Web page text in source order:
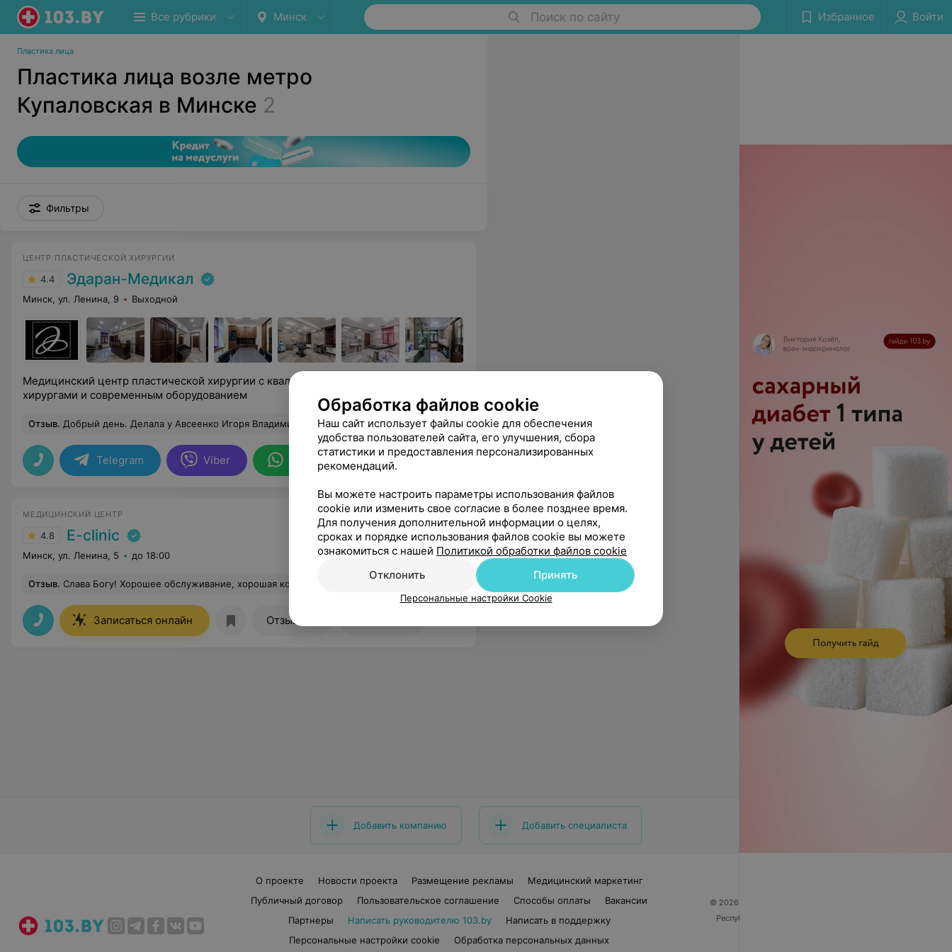
Все рубрики Минск Поиск по сайту Избранное Войти
Пластика лица
Пластика лица возле метро
Купаловская в Минске 2
Фильтры
ЦЕНТР ПЛАСТИЧЕСКОЙ ХИРУРГИИ
4.4 Эдаран-Медикал
Минск, ул. Ленина, 9 Выходной
Медицинский центр пластической хирургии с квалифицированными, опытными
хирургами и современным оборудованием
Отзыв. Добрый день. Делала у Авсеенко Игоря Владимировича операцию по подтяжке бровей нитями (центр "Эдаран"). Прошло два месяца, когда можно видеть результат. Сказать, что довольна – слишком скромно. У доктора действительно золотые руки, индивидуальный подход и очень тонкое чутье. Он точно знает и делает именно так, как будет наиболее красиво и хорошо для конкретного человека. Я очень благодарна и врачу, и всей его команде. Я чувствовала заботу на всех этапах подготовительного и восстановительного периодов, и самой операции. Главное, мне очень приятно смотреть в зеркало :) благодаря врачу и результату операции. Еще
Telegram Viber WhatsApp
МЕДИЦИНСКИЙ ЦЕНТР
4.8 E-clinic
Минск, ул. Ленина, 5 до 18:00
Отзыв. Слава Богу! Хорошее обслуживание, хорошая консультация!!!
Записаться онлайн Отзывы
Добавить компанию Добавить специалиста
О проекте Новости проекта Размещение рекламы
Медицинский маркетинг
Публичный договор
Пользовательское соглашение Способы оплаты
Вакансии
Партнеры
Написать руководителю 103.by
Написать в поддержку
Персональные настройки cookie
Обработка персональных данных
© 2026 ООО «Артокс Лаб», УНП 191700409
Республика Беларусь, г. Минск, улица Толбухина, 2,
Обработка файлов cookie
Наш сайт использует файлы cookie для обеспечения
удобства пользователей сайта, его улучшения, сбора
статистики и предоставления персонализированных
рекомендаций.
Вы можете настроить параметры использования файлов
cookie или изменить свое согласие в более позднее время.
Для получения дополнительной информации о целях,
сроках и порядке использования файлов cookie вы можете
ознакомиться с нашей Политикой обработки файлов cookie
Отклонить
Принять
Персональные настройки Cookie